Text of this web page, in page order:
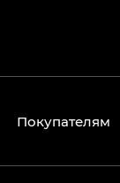
Покупателям